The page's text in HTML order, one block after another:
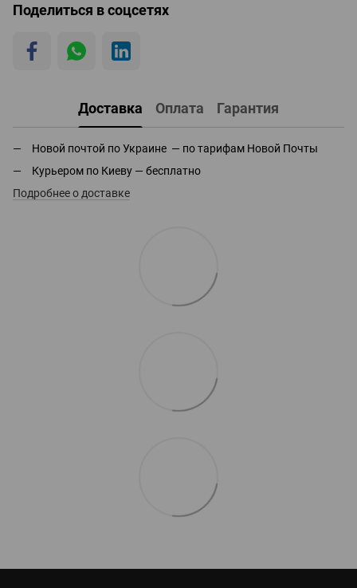
Поделиться в соцсетях
Доставка Оплата Гарантия
Новой почтой по Украине — по тарифам Новой Почты
Курьером по Киеву — бесплатно
Подробнее о доставке